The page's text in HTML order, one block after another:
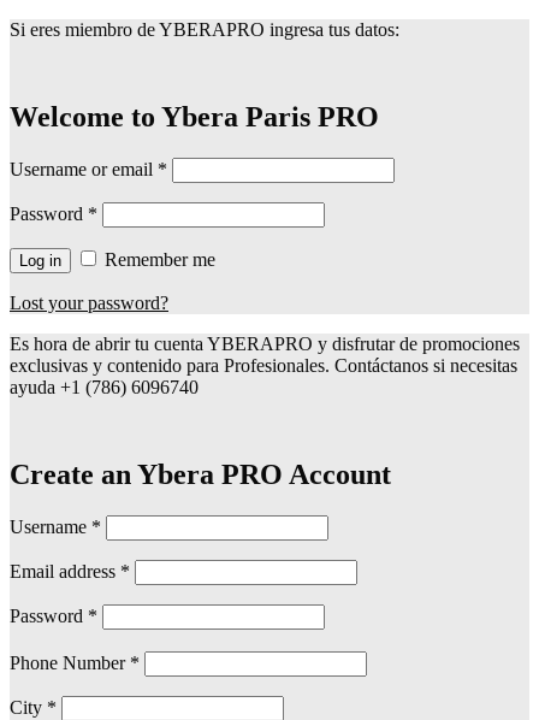
Si eres miembro de YBERAPRO ingresa tus datos:
Welcome to Ybera Paris PRO
Username or email *
Password *
Log in Remember me
Lost your password?
Es hora de abrir tu cuenta YBERAPRO y disfrutar de promociones
exclusivas y contenido para Profesionales. Contáctanos si necesitas
ayuda +1 (786) 6096740
Create an Ybera PRO Account
Username *
Email address *
Password *
Phone Number *
City *